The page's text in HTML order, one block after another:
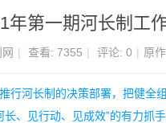
年第一期河长制工
| 查看: 7355 | 评论: 0 | 原
行河长制的决策部署，把健全
、见行动、见成效”的有力抓